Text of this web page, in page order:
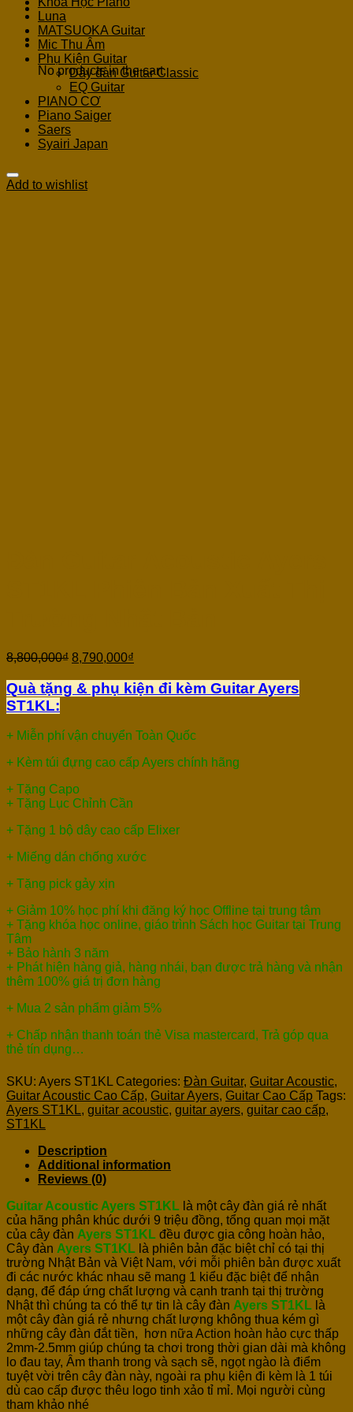
Cart
No products in the cart.
Luna
MATSUOKA Guitar
Mic Thu Âm
Phụ Kiện Guitar
Dây đàn Guitar Classic
EQ Guitar
PIANO CƠ
Piano Saiger
Saers
Syairi Japan
Add to wishlist
8,800,000₫ 8,790,000₫
Quà tặng & phụ kiện đi kèm Guitar Ayers
ST1KL:
+ Miễn phí vận chuyển Toàn Quốc
+ Kèm túi đựng cao cấp Ayers chính hãng
+ Tặng Capo
+ Tặng Lục Chỉnh Cần
+ Tặng 1 bộ dây cao cấp Elixer
+ Miếng dán chống xước
+ Tặng pick gảy xịn
+ Giảm 10% học phí khi đăng ký học Offline tại trung tâm
+ Tặng khóa học online, giáo trình Sách học Guitar tại Trung
Tâm
+ Bảo hành 3 năm
+ Phát hiện hàng giả, hàng nhái, bạn được trả hàng và nhận
thêm 100% giá trị đơn hàng
+ Mua 2 sản phẩm giảm 5%
+ Chấp nhận thanh toán thẻ Visa mastercard, Trả góp qua
thẻ tín dụng…
SKU: Ayers ST1KL Categories: Đàn Guitar, Guitar Acoustic,
Guitar Acoustic Cao Cấp, Guitar Ayers, Guitar Cao Cấp Tags:
Ayers ST1KL, guitar acoustic, guitar ayers, guitar cao cấp,
ST1KL
Description
Additional information
Reviews (0)
Guitar Acoustic Ayers ST1KL là một cây đàn giá rẻ nhất
của hãng phân khúc dưới 9 triệu đồng, tổng quan mọi mặt
của cây đàn Ayers ST1KL đều được gia công hoàn hảo,
Cây đàn Ayers ST1KL là phiên bản đặc biệt chỉ có tại thị
trường Nhật Bản và Việt Nam, với mỗi phiên bản được xuất
đi các nước khác nhau sẽ mang 1 kiểu đặc biệt để nhận
dạng, để đáp ứng chất lượng và cạnh tranh tại thị trường
Nhật thì chúng ta có thể tự tin là cây đàn Ayers ST1KL là
một cây đàn giá rẻ nhưng chất lượng không thua kém gì
những cây đàn đắt tiền, hơn nữa Action hoàn hảo cực thấp
2mm-2.5mm giúp chúng ta chơi trong thời gian dài mà không
lo đau tay, Âm thanh trong và sạch sẽ, ngọt ngào là điểm
tuyệt vời trên cây đàn này, ngoài ra phụ kiện đi kèm là 1 túi
dù cao cấp được thêu logo tinh xảo tỉ mỉ. Mọi người cùng
tham khảo nhé